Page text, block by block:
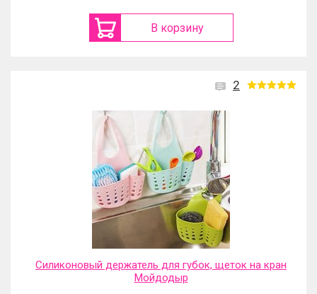
В корзину
2
Силиконовый держатель для губок, щеток на кран
Мойдодыр